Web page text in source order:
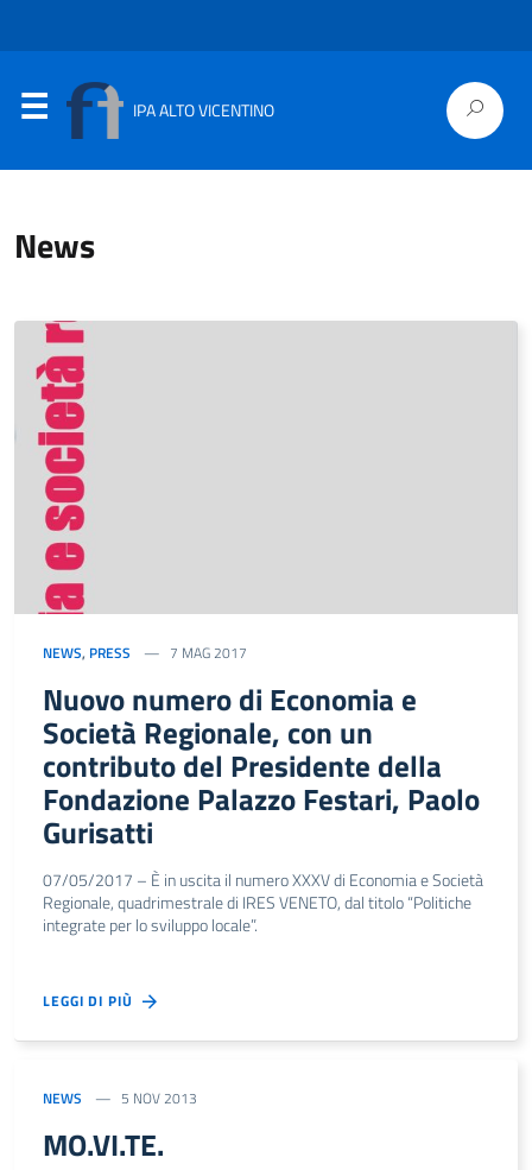
IPA ALTO VICENTINO
News
NEWS, PRESS 7 MAG 2017
Nuovo numero di Economia e
Società Regionale, con un
contributo del Presidente della
Fondazione Palazzo Festari, Paolo
Gurisatti
07/05/2017 – È in uscita il numero XXXV di Economia e Società
Regionale, quadrimestrale di IRES VENETO, dal titolo “Politiche
integrate per lo sviluppo locale”.
LEGGI DI PIÙ
NEWS 5 NOV 2013
MO.VI.TE.